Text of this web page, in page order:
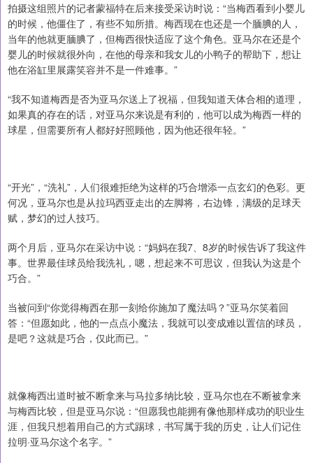
拍摄这组照片的记者蒙福特在后来接受采访时说：“当梅西看到小婴儿
的时候，他僵住了，有些不知所措。梅西现在也还是一个腼腆的人，
当年的他就更腼腆了，但梅西很快适应了这个角色。亚马尔在还是个
婴儿的时候就很外向，在他的母亲和我女儿的小鸭子的帮助下，想让
他在浴缸里展露笑容并不是一件难事。”
“我不知道梅西是否为亚马尔送上了祝福，但我知道天体合相的道理，
如果真的存在的话，对亚马尔来说是有利的，他可以成为梅西一样的
球星，但需要所有人都好好照顾他，因为他还很年轻。”
“开光”，“洗礼”，人们很难拒绝为这样的巧合增添一点玄幻的色彩。更
何况，亚马尔也是从拉玛西亚走出的左脚将，右边锋，满级的足球天
赋，梦幻的过人技巧。
两个月后，亚马尔在采访中说：“妈妈在我7、8岁的时候告诉了我这件
事。世界最佳球员给我洗礼，嗯，想起来不可思议，但我认为这是个
巧合。”
当被问到“你觉得梅西在那一刻给你施加了魔法吗？”亚马尔笑着回
答：“但愿如此，他的一点点小魔法，我就可以变成难以置信的球员，
是吧？这就是巧合，仅此而已。”
就像梅西出道时被不断拿来与马拉多纳比较，亚马尔也在不断被拿来
与梅西比较，但是亚马尔说：“但愿我也能拥有像他那样成功的职业生
涯，但我只想着用自己的方式踢球，书写属于我的历史，让人们记住
拉明·亚马尔这个名字。”